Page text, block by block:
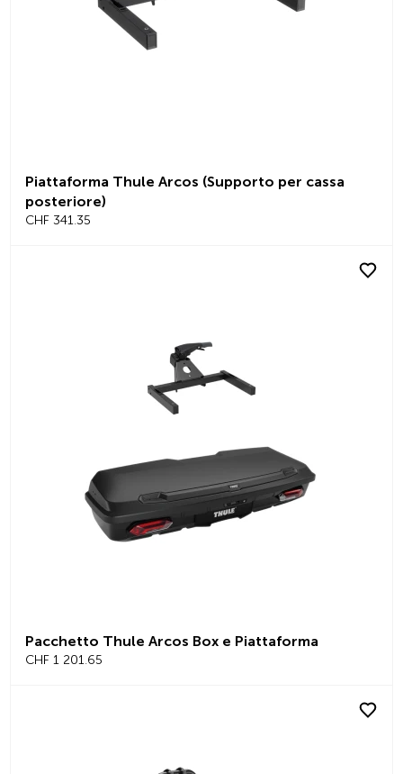
Piattaforma Thule Arcos (Supporto per cassa
posteriore)
CHF 341.35
Pacchetto Thule Arcos Box e Piattaforma
CHF 1 201.65